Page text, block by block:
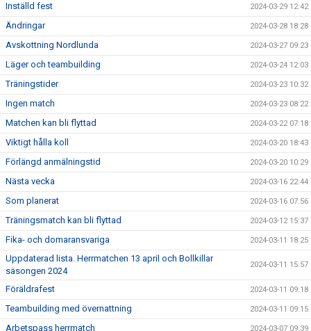
Inställd fest 2024-03-29 12:42
Ändringar 2024-03-28 18:28
Avskottning Nordlunda 2024-03-27 09:23
Läger och teambuilding 2024-03-24 12:03
Träningstider 2024-03-23 10:32
Ingen match 2024-03-23 08:22
Matchen kan bli flyttad 2024-03-22 07:18
Viktigt hålla koll 2024-03-20 18:43
Förlängd anmälningstid 2024-03-20 10:29
Nästa vecka 2024-03-16 22:44
Som planerat 2024-03-16 07:56
Träningsmatch kan bli flyttad 2024-03-12 15:37
Fika- och domaransvariga 2024-03-11 18:25
Uppdaterad lista. Herrmatchen 13 april och Bollkillar
säsongen 2024
2024-03-11 15:57
Föräldrafest 2024-03-11 09:18
Teambuilding med övernattning 2024-03-11 09:15
Arbetspass herrmatch 2024-03-07 09:39